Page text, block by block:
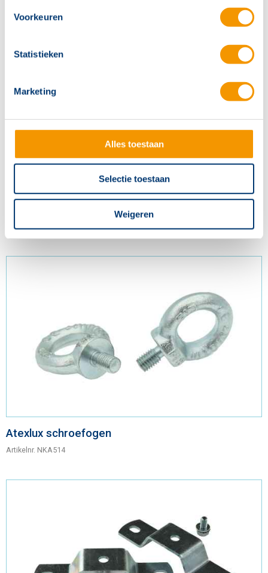
Voorkeuren
Statistieken
Marketing
Alles toestaan
Selectie toestaan
Weigeren
Unilux serie picto wandbeugel wit
Artikelnr. HXA111
Atexlux schroefogen
Artikelnr. NKA514